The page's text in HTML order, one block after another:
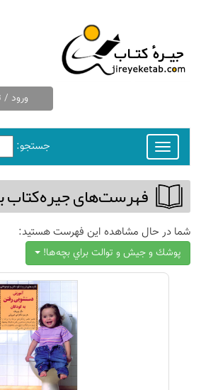
ورود
جستجو:
Toggle
navigation
فهرست‌های جیره‌كتاب
شما در حال مشاهده این فهرست هستید:
پوشك و جيش و توالت براي بچه‌ها!